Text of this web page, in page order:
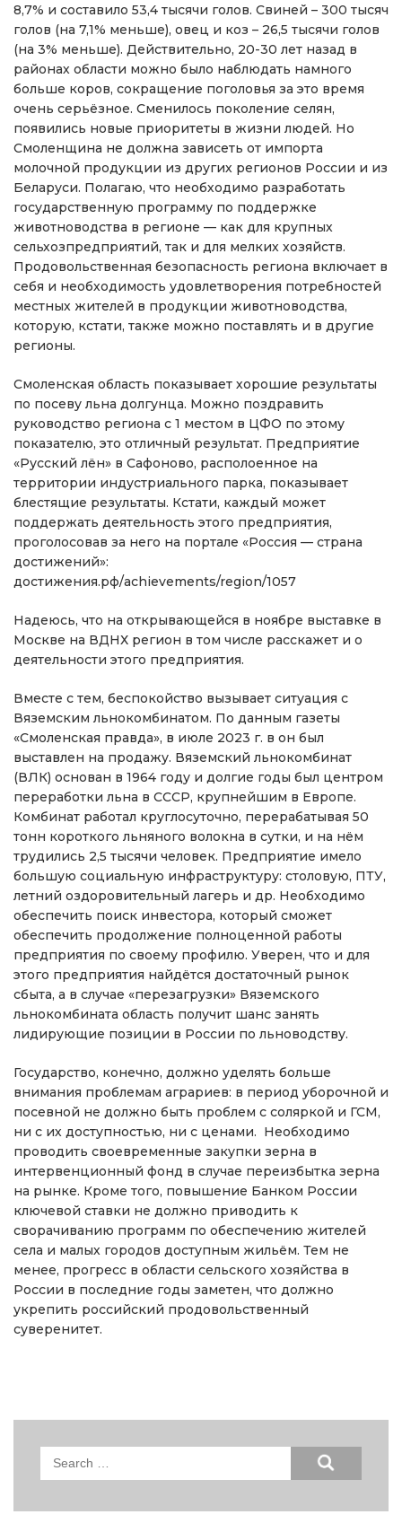
8,7% и составило 53,4 тысячи голов. Свиней – 300 тысяч
голов (на 7,1% меньше), овец и коз – 26,5 тысячи голов
(на 3% меньше). Действительно, 20-30 лет назад в
районах области можно было наблюдать намного
больше коров, сокращение поголовья за это время
очень серьёзное. Сменилось поколение селян,
появились новые приоритеты в жизни людей. Но
Смоленщина не должна зависеть от импорта
молочной продукции из других регионов России и из
Беларуси. Полагаю, что необходимо разработать
государственную программу по поддержке
животноводства в регионе — как для крупных
сельхозпредприятий, так и для мелких хозяйств.
Продовольственная безопасность региона включает в
себя и необходимость удовлетворения потребностей
местных жителей в продукции животноводства,
которую, кстати, также можно поставлять и в другие
регионы.
Смоленская область показывает хорошие результаты
по посеву льна долгунца. Можно поздравить
руководство региона с 1 местом в ЦФО по этому
показателю, это отличный результат. Предприятие
«Русский лён» в Сафоново, располоенное на
территории индустриального парка, показывает
блестящие результаты. Кстати, каждый может
поддержать деятельность этого предприятия,
проголосовав за него на портале «Россия — страна
достижений»:
достижения.рф/achievements/region/1057
Надеюсь, что на открывающейся в ноябре выставке в
Москве на ВДНХ регион в том числе расскажет и о
деятельности этого предприятия.
Вместе с тем, беспокойство вызывает ситуация с
Вяземским льнокомбинатом. По данным газеты
«Смоленская правда», в июле 2023 г. в он был
выставлен на продажу. Вяземский льнокомбинат
(ВЛК) основан в 1964 году и долгие годы был центром
переработки льна в СССР, крупнейшим в Европе.
Комбинат работал круглосуточно, перерабатывая 50
тонн короткого льняного волокна в сутки, и на нём
трудились 2,5 тысячи человек. Предприятие имело
большую социальную инфраструктуру: столовую, ПТУ,
летний оздоровительный лагерь и др. Необходимо
обеспечить поиск инвестора, который сможет
обеспечить продолжение полноценной работы
предприятия по своему профилю. Уверен, что и для
этого предприятия найдётся достаточный рынок
сбыта, а в случае «перезагрузки» Вяземского
льнокомбината область получит шанс занять
лидирующие позиции в России по льноводству.
Государство, конечно, должно уделять больше
внимания проблемам аграриев: в период уборочной и
посевной не должно быть проблем с соляркой и ГСМ,
ни с их доступностью, ни с ценами. Необходимо
проводить своевременные закупки зерна в
интервенционный фонд в случае переизбытка зерна
на рынке. Кроме того, повышение Банком России
ключевой ставки не должно приводить к
сворачиванию программ по обеспечению жителей
села и малых городов доступным жильём. Тем не
менее, прогресс в области сельского хозяйства в
России в последние годы заметен, что должно
укрепить российский продовольственный
суверенитет.
Search